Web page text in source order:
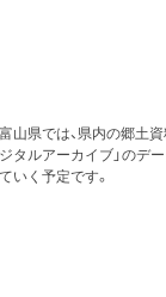
富山県では、県内の郷土
ジタルアーカイブ」のデ
ていく予定です。